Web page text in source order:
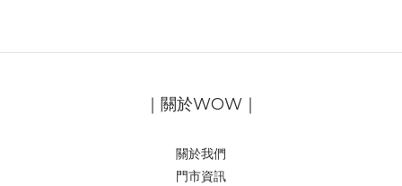
｜關於WOW｜
關於我們
門市資訊